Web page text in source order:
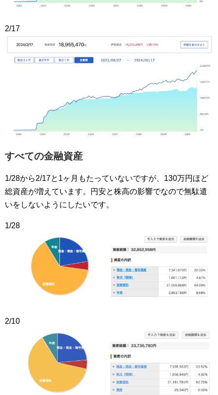
2/17
すべての金融資産
1/28から2/17と1ヶ月もたっていないですが、130万円ほど
総資産が増えています。円安と株高の影響でなので無駄遣
いをしないようにしたいです。
1/28
2/10